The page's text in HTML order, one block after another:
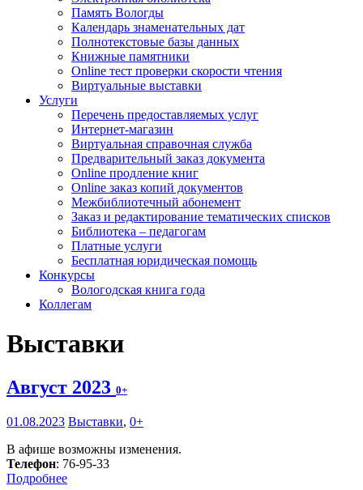
Память Вологды
Календарь знаменательных дат
Полнотекстовые базы данных
Книжные памятники
Online тест проверки скорости чтения
Виртуальные выставки
Услуги
Перечень предоставляемых услуг
Интернет-магазин
Виртуальная справочная служба
Предварительный заказ документа
Online продление книг
Online заказ копий документов
Межбиблиотечный абонемент
Заказ и редактирование тематических списков
Библиотека – педагогам
Платные услуги
Бесплатная юридическая помощь
Конкурсы
Вологодская книга года
Коллегам
Выставки
Август 2023 0+
01.08.2023 Выставки, 0+
В афише возможны изменения.
Телефон: 76-95-33
Подробнее